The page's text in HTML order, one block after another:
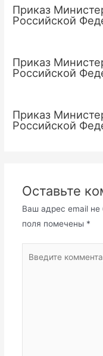
Приказ
Российской
Приказ
Российской
Приказ
Российской
Оставьте
Ваш адрес email не
поля помечены *